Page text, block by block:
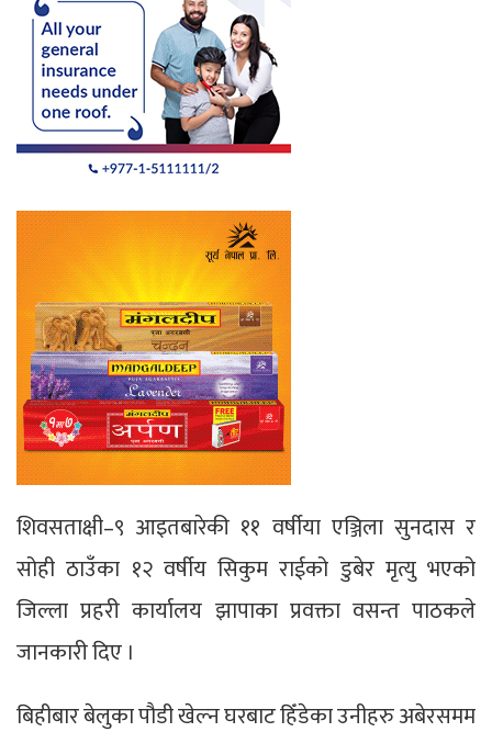
शिवसताक्षी–९ आइतबारेकी ११ वर्षीया एञ्जिला सुनदास र
सोही ठाउँका १२ वर्षीय सिकुम राईको डुबेर मृत्यु भएको
जिल्ला प्रहरी कार्यालय झापाका प्रवक्ता वसन्त पाठकले
जानकारी दिए ।
बिहीबार बेलुका पौडी खेल्न घरबाट हिँडेका उनीहरु अबेरसमम